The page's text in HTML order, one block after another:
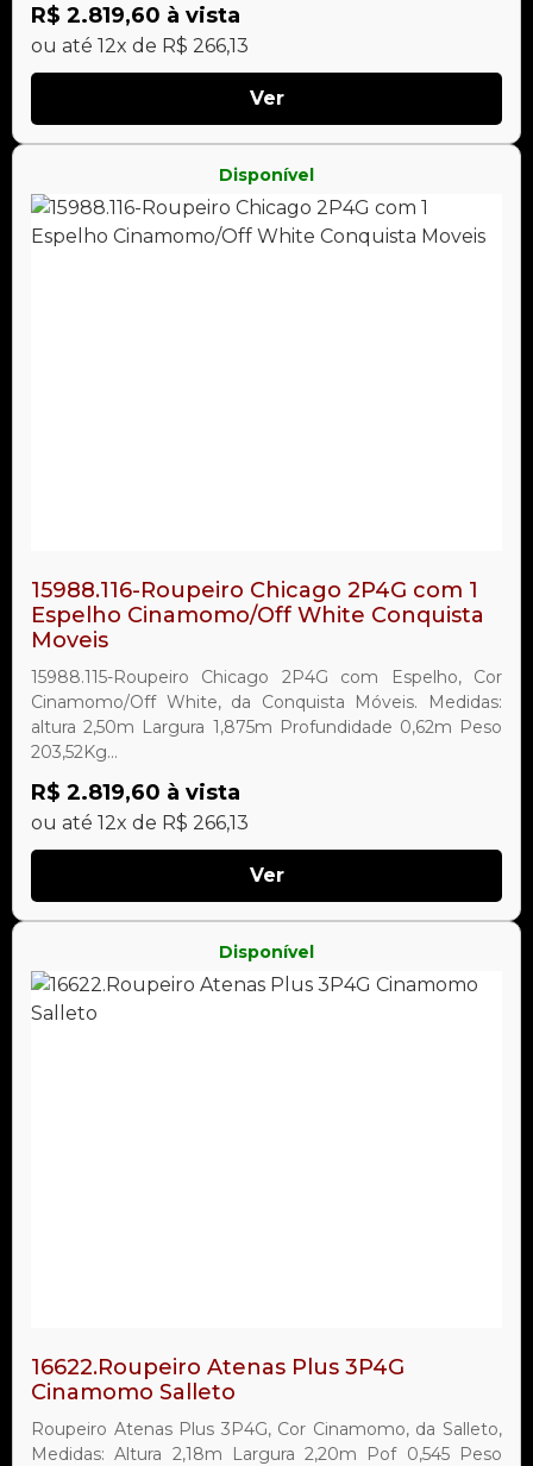
R$ 2.819,60 à vista
ou até 12x de R$ 266,13
Ver
Disponível
15988.116-Roupeiro Chicago 2P4G com 1
Espelho Cinamomo/Off White Conquista
Moveis
15988.115-Roupeiro Chicago 2P4G com Espelho, Cor
Cinamomo/Off White, da Conquista Móveis. Medidas:
altura 2,50m Largura 1,875m Profundidade 0,62m Peso
203,52Kg...
R$ 2.819,60 à vista
ou até 12x de R$ 266,13
Ver
Disponível
16622.Roupeiro Atenas Plus 3P4G
Cinamomo Salleto
Roupeiro Atenas Plus 3P4G, Cor Cinamomo, da Salleto,
Medidas: Altura 2,18m Largura 2,20m Pof 0,545 Peso